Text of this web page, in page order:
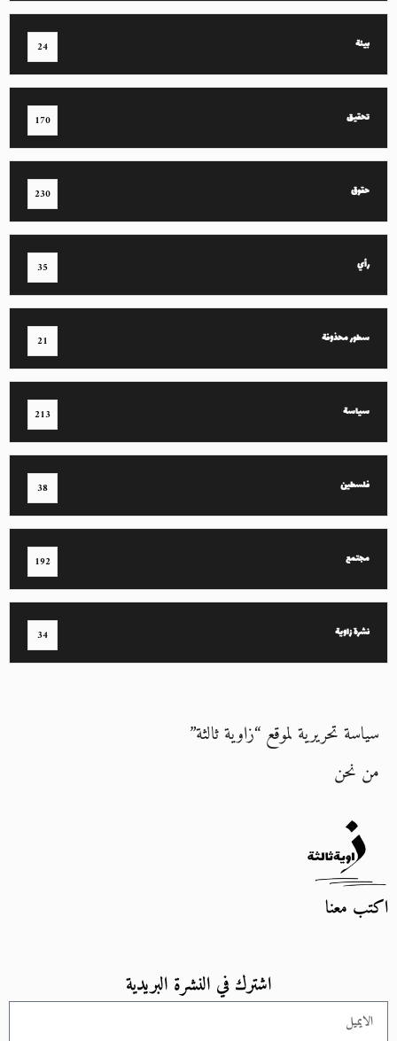
بيئة 24
تحقيق 170
حقوق 230
رأي 35
سطور محذوفة 21
سياسة 213
فلسطين 38
مجتمع 192
نشرة زاوية 34
سياسة تحريرية لموقع “زاوية ثالثة”
من نحن
اكتب معنا
اشترك في النشرة البريدية